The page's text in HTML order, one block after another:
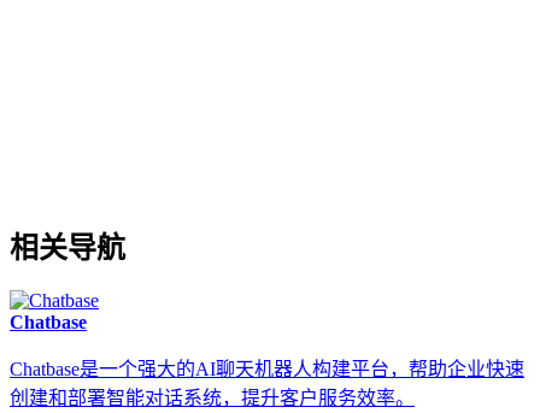
相关导航
Chatbase
Chatbase是一个强大的AI聊天机器人构建平台，帮助企业快速
创建和部署智能对话系统，提升客户服务效率。